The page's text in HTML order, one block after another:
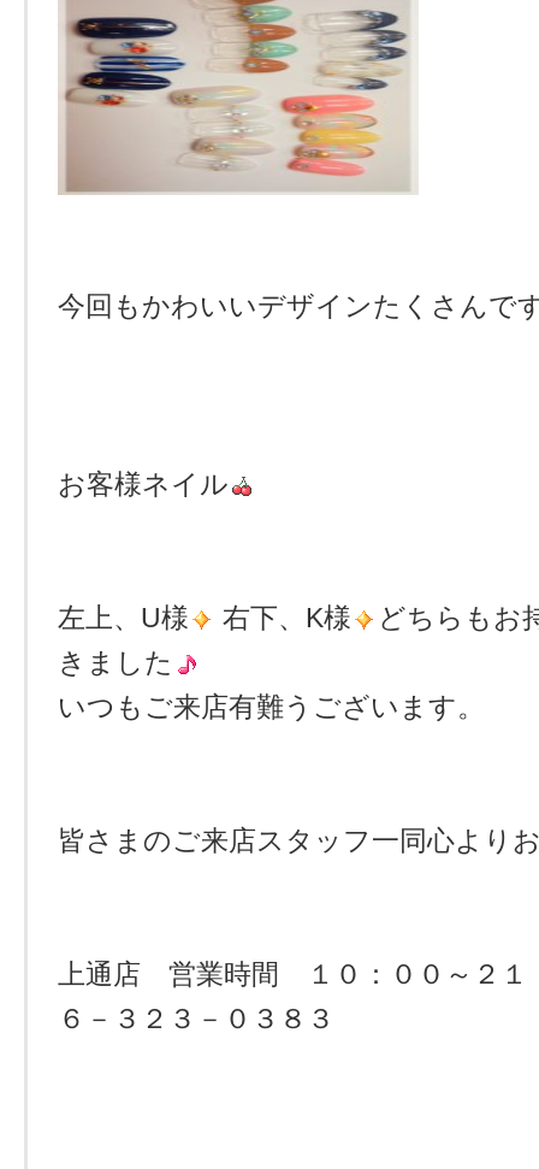
今回もかわいいデザインたくさんで
お客様ネイル
左上、U様 右下、K様
どちらもお
きました
いつもご来店有難うございます。
皆さまのご来店スタッフ一同心より
上通店 営業時間 １０：００～
６－３２３－０３８３